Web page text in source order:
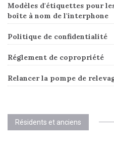
Modèles d'étiquettes pour
boîte à nom de l'interphone
Politique de confidentialité
Réglement de copropriété
Relancer la pompe de
Résidents et anciens